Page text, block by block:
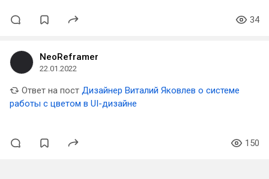
34
NeoReframer
22.01.2022
Ответ на пост Дизайнер Виталий Яковлев о системе
работы с цветом в UI-дизайне
150